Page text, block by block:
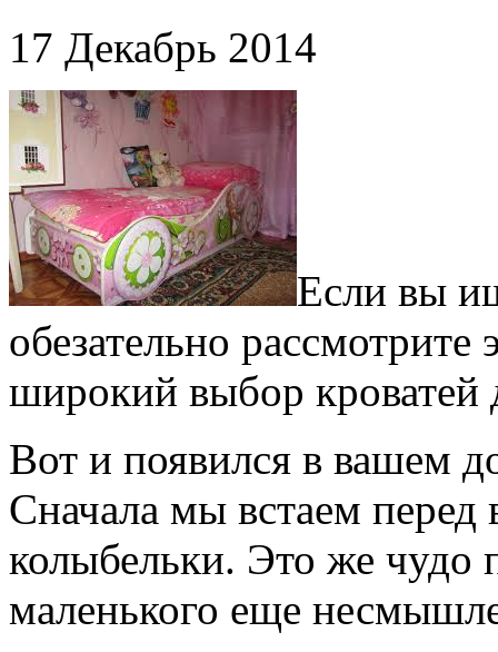
17 Декабрь 2014
Если вы
обезательно рассмотрите
широкий выбор кроватей
Вот и появился в вашем
Сначала мы встаем
колыбельки. Это же чудо
маленького еще